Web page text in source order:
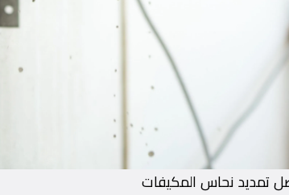
تمديد نحاس المكيفات